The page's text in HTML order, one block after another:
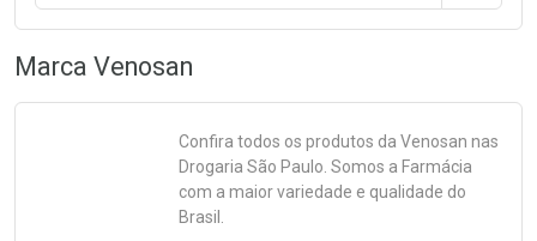
Marca Venosan
Confira todos os produtos da Venosan nas
Drogaria São Paulo. Somos a Farmácia
com a maior variedade e qualidade do
Brasil.